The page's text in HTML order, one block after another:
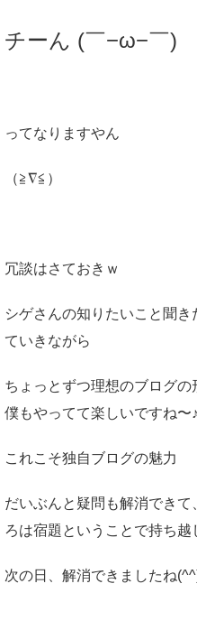
チーん (￣−ω−￣)
ってなりますやん
（≧∇≦）
冗談はさておきｗ
シゲさんの知りたいこと聞
ていきながら
ちょっとずつ理想のブログ
僕もやってて楽しいですね〜♪
これこそ独自ブログの魅力
だいぶんと疑問も解消でき
ろは宿題ということで持ち越
次の日、解消できましたね